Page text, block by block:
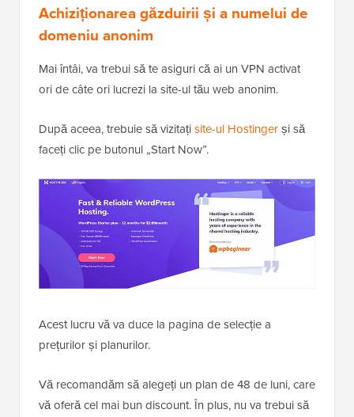
Achiziționarea găzduirii și a numelui de
domeniu anonim
Mai întâi, va trebui să te asiguri că ai un VPN activat
ori de câte ori lucrezi la site-ul tău web anonim.
După aceea, trebuie să vizitațisite-ul Hostingerși să
faceți clic pe butonul „Start Now”.
Acest lucru vă va duce la pagina de selecție a
prețurilor și planurilor.
Vă recomandăm să alegeți un plan de 48 de luni, care
vă oferă cel mai bun discount. În plus, nu va trebui să